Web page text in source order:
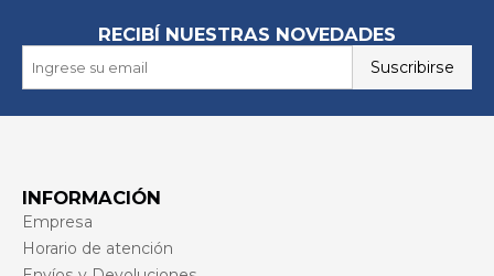
RECIBÍ NUESTRAS NOVEDADES
Suscribirse
INFORMACIÓN
Empresa
Horario de atención